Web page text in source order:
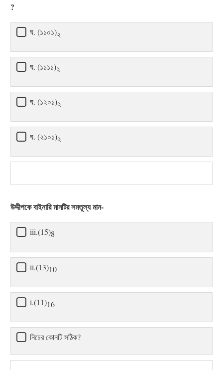
?
ঘ. (১১০১)২
ঘ. (১১১১)২
ঘ. (১২০১)২
ঘ. (২১০১)২
উদ্দীপকে বাইনারি মানটির সমতূল্য মান-
iii.(15)8
ii.(13)10
i.(11)16
নিচের কোনটি সঠিক?